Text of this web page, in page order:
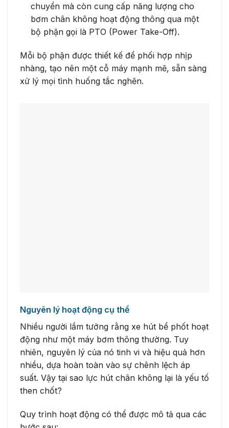
chuyển mà còn cung cấp năng lượng cho
bơm chân không hoạt động thông qua một
bộ phận gọi là PTO (Power Take-Off).
Mỗi bộ phận được thiết kế để phối hợp nhịp
nhàng, tạo nên một cỗ máy mạnh mẽ, sẵn sàng
xử lý mọi tình huống tắc nghẽn.
Nguyên lý hoạt động cụ thể
Nhiều người lầm tưởng rằng xe hút bể phốt hoạt
động như một máy bơm thông thường. Tuy
nhiên, nguyên lý của nó tinh vi và hiệu quả hơn
nhiều, dựa hoàn toàn vào sự chênh lệch áp
suất. Vậy tại sao lực hút chân không lại là yếu tố
then chốt?
Quy trình hoạt động có thể được mô tả qua các